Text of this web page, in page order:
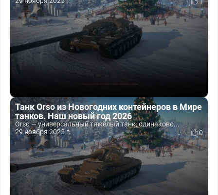
Танк Orso из Новогодних контейнеров в Мире
танков. Наш новый год 2026
Orso — универсальный тяжёлый танк, одинаково...
29 ноября 2025 г.
0